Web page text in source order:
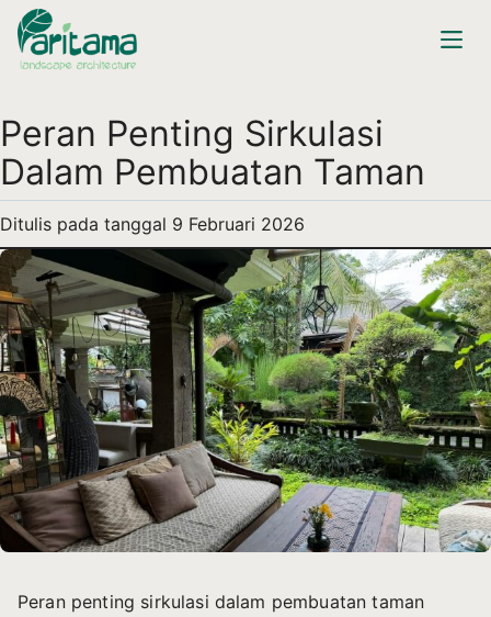
Peran Penting Sirkulasi
Dalam Pembuatan Taman
Ditulis pada tanggal 9 Februari 2026
Peran penting sirkulasi dalam pembuatan taman